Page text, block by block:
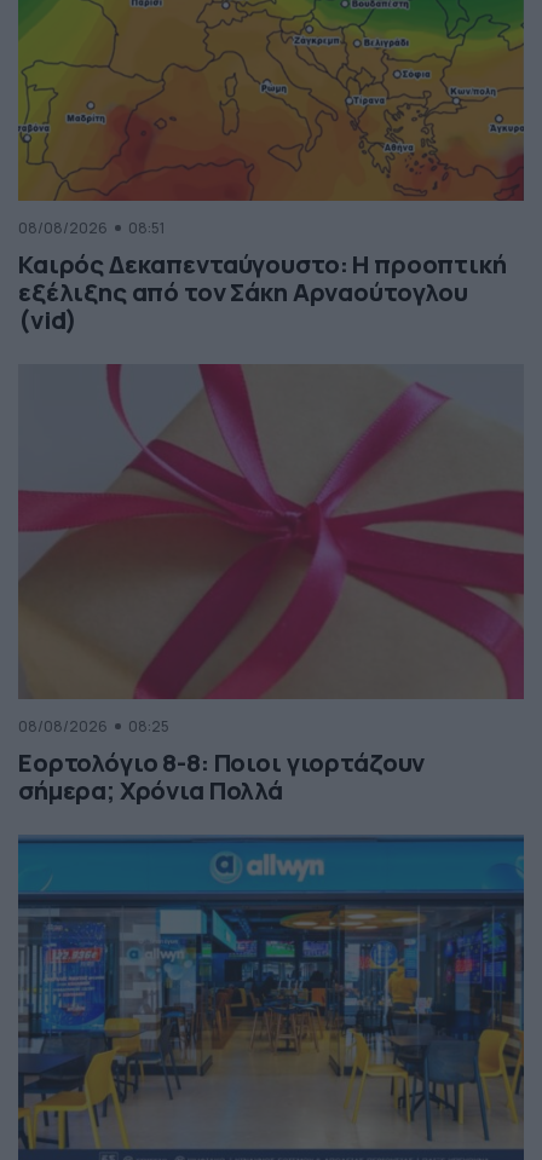
08/08/2026 08:51
Καιρός Δεκαπενταύγουστο: Η προοπτική
εξέλιξης από τον Σάκη Αρναούτογλου
(vid)
08/08/2026 08:25
Εορτολόγιο 8-8: Ποιοι γιορτάζουν
σήμερα; Χρόνια Πολλά